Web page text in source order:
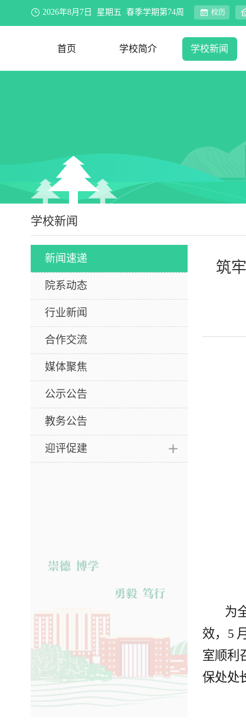
2026年8月7日 星期五 春季学期第74周 校历
首页 学校简介 学校新闻
学校新闻
新闻速递
院系动态
行业新闻
合作交流
媒体聚焦
公示公告
教务公告
迎评促建
筑
为
效，5
室顺利
保处处